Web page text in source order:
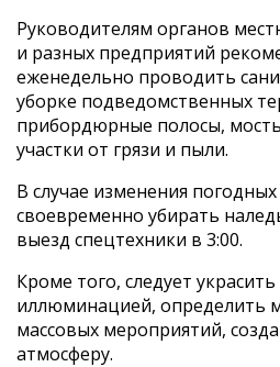
Руководителям органов
и разных предприятий
еженедельно проводить
уборке подведомственных
прибордюрные полосы,
участки от грязи и пыли.
В случае изменения
своевременно убирать
выезд спецтехники в 3:00.
Кроме того, следует
иллюминацией, определить
массовых мероприятий,
атмосферу.